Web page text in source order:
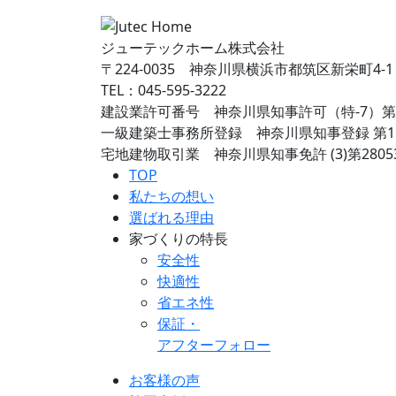
ジューテックホーム株式会社
〒224-0035 神奈川県横浜市都筑区新栄町4-1
TEL：045-595-3222
建設業許可番号 神奈川県知事許可（特-7）
一級建築士事務所登録 神奈川県知事登録 第
宅地建物取引業 神奈川県知事免許 (3)第
TOP
私たちの想い
選ばれる理由
家づくりの特長
安全性
快適性
省エネ性
保証・
アフターフォロー
お客様の声